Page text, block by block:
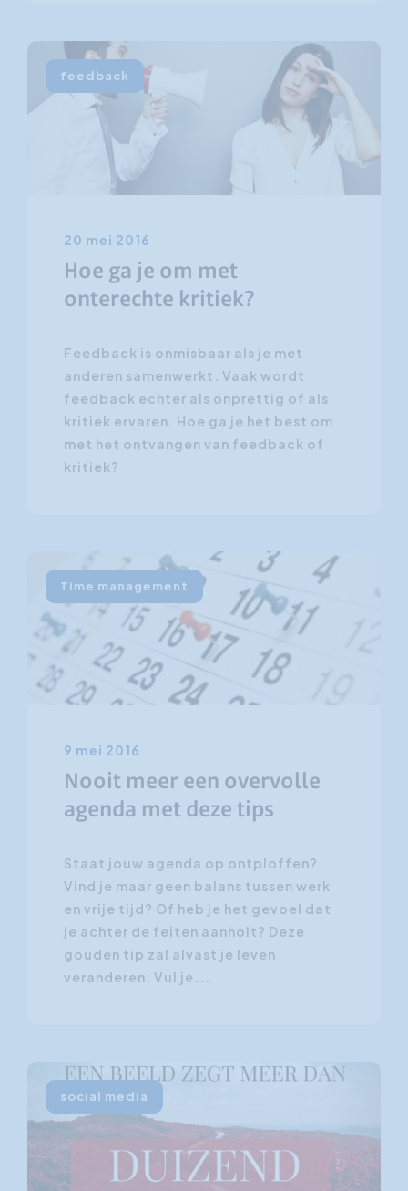
feedback
20 mei 2016
Hoe ga je om met
onterechte kritiek?
Feedback is onmisbaar als je met
anderen samenwerkt. Vaak wordt
feedback echter als onprettig of als
kritiek ervaren. Hoe ga je het best om
met het ontvangen van feedback of
kritiek?
Time management
9 mei 2016
Nooit meer een overvolle
agenda met deze tips
Staat jouw agenda op ontploffen?
Vind je maar geen balans tussen werk
en vrije tijd? Of heb je het gevoel dat
je achter de feiten aanholt? Deze
gouden tip zal alvast je leven
veranderen: Vul je...
social media